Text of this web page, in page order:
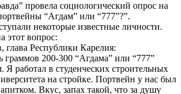
провела социологический опрос на
“Агдам” или “777”?”.
некоторые известные личности.
этот вопрос:
глава Республики Карелия:
200-300 “Агдама” или “777”
работал в студенческих строительных
на стройке. Портвейн у нас был
Вкус, запах такой, что за душу